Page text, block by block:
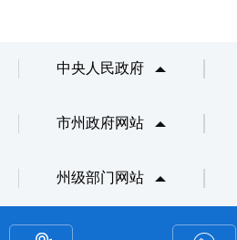
中央人民政府
市州政府网站
州级部门网站